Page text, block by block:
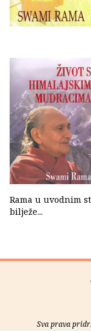
Rama u uvodnim
bilježe...
Sva prava